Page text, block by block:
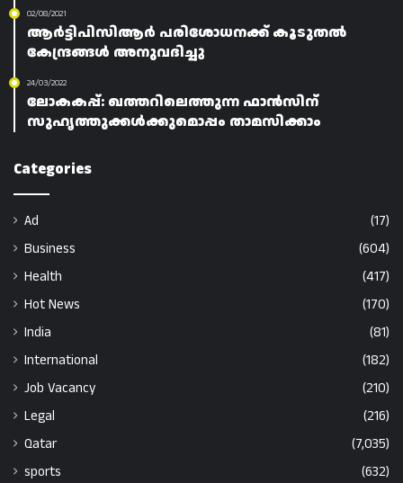
02/08/2021
ആർട്ടിപിസിആർ പരിശോധനക്ക് കൂടുതൽ
കേന്ദ്രങ്ങൾ അനുവദിച്ചു
24/03/2022
ലോകകപ്പ്: ഖത്തറിലെത്തുന്ന ഫാൻസിന്
സുഹൃത്തുക്കൾക്കുമൊപ്പം താമസിക്കാം
Categories
Ad
(17)
Business
(604)
Health
(417)
Hot News
(170)
India
(81)
International
(182)
Job Vacancy
(210)
Legal
(216)
Qatar
(7,035)
sports
(632)